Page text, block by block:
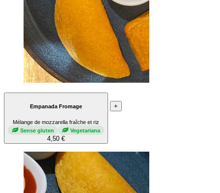
Empanada Fromage
Mélange de mozzarella fraîche et riz
Sense gluten
Vegetariana
4,50 €
+